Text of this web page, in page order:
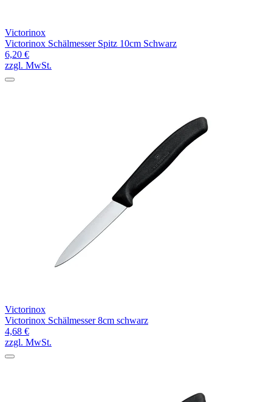
Victorinox
Victorinox Schälmesser Spitz 10cm Schwarz
6,20 €
zzgl. MwSt.
Victorinox
Victorinox Schälmesser 8cm schwarz
4,68 €
zzgl. MwSt.